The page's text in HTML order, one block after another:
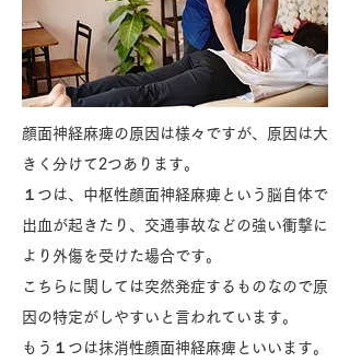
顔面神経麻痺の原因は様々ですが、原因は大
きく分けて2つあります。
１つは、中枢性顔面神経麻痺という脳自体で
出血が起きたり、交通事故などの強い衝撃に
より外傷を受けた場合です。
こちらに関しては突然発症するものなので原
因の特定がしやすいと言われています。
もう１つは抹消性顔面神経麻痺といいます。